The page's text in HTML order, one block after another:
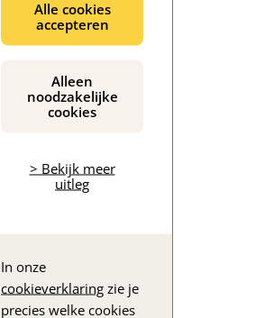
Alle cookies
accepteren
Alleen
noodzakelijke
cookies
> Bekijk meer
uitleg
In onze
cookieverklaring zie je
precies welke cookies